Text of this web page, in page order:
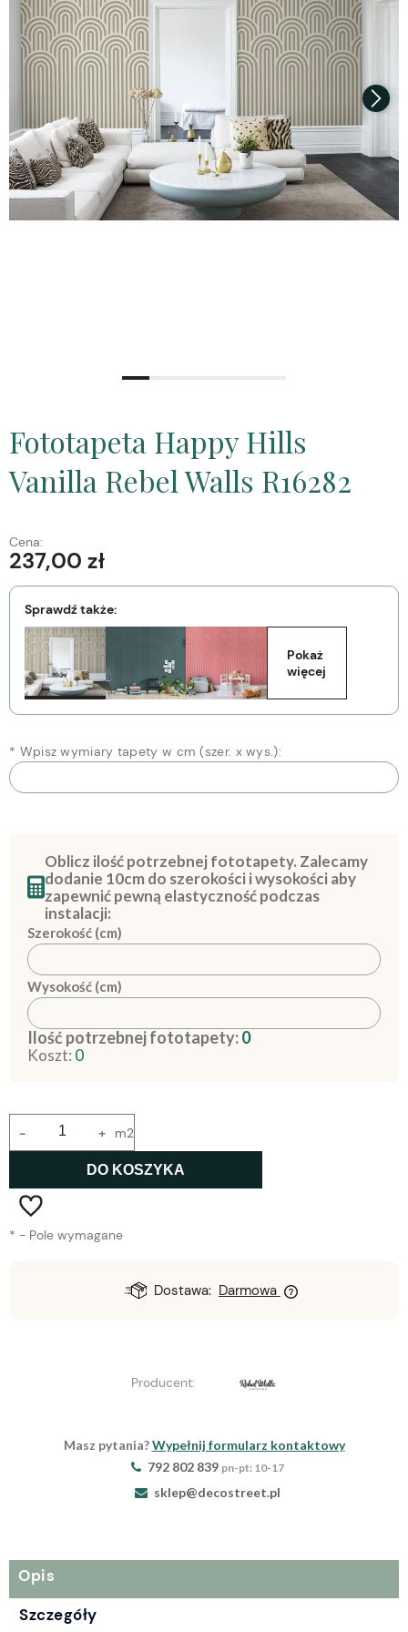
Fototapeta Happy Hills
Vanilla Rebel Walls R16282
Cena:
237,00 zł
Sprawdź także:
Pokaż
więcej
* Wpisz wymiary tapety w cm (szer. x wys.):
Oblicz ilość potrzebnej fototapety. Zalecamy
dodanie 10cm do szerokości i wysokości aby
zapewnić pewną elastyczność podczas
instalacji:
Szerokość (cm)
Wysokość (cm)
Ilość potrzebnej fototapety:0
Koszt: 0
+
- m2
DO KOSZYKA
* - Pole wymagane
Dostawa: Darmowa
Producent:
Masz pytania?Wypełnij formularz kontaktowy
792 802 839 pn-pt: 10-17
sklep@decostreet.pl
Opis
Szczegóły